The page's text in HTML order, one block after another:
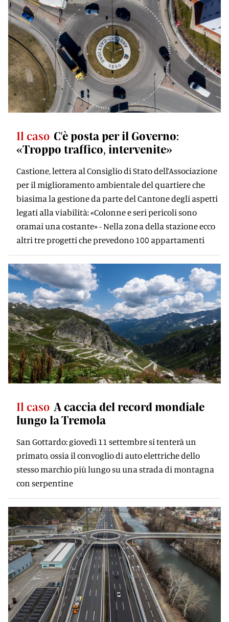
Il caso C'è posta per il Governo:
«Troppo traffico, intervenite»
Castione, lettera al Consiglio di Stato dell’Associazione
per il miglioramento ambientale del quartiere che
biasima la gestione da parte del Cantone degli aspetti
legati alla viabilità: «Colonne e seri pericoli sono
oramai una costante» - Nella zona della stazione ecco
altri tre progetti che prevedono 100 appartamenti
Il caso A caccia del record mondiale
lungo la Tremola
San Gottardo: giovedì 11 settembre si tenterà un
primato, ossia il convoglio di auto elettriche dello
stesso marchio più lungo su una strada di montagna
con serpentine